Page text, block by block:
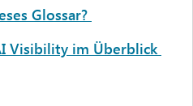
Glossar?
Visibility im Überblick